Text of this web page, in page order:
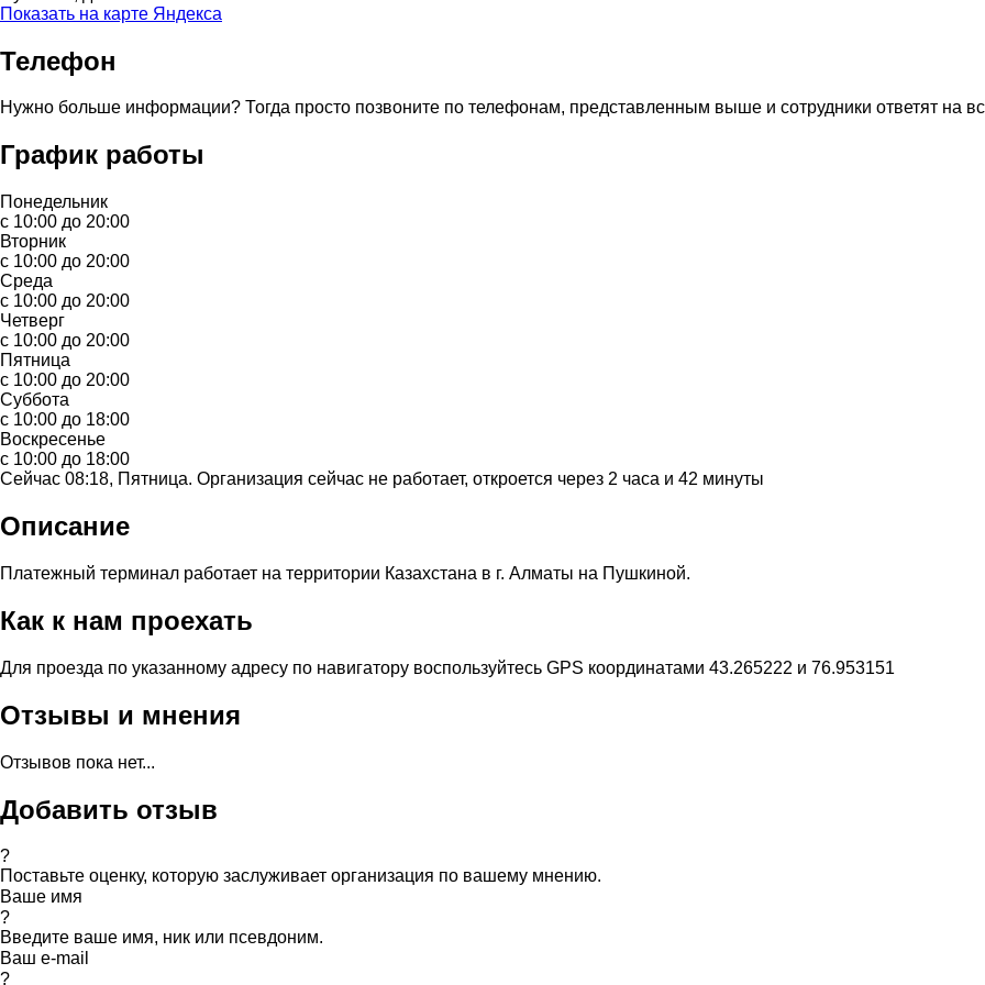
Показать на карте Яндекса
Телефон
Нужно больше информации? Тогда просто позвоните по телефонам, представленным выше и сотрудники ответят на
График работы
Понедельник
с 10:00 до 20:00
Вторник
с 10:00 до 20:00
Среда
с 10:00 до 20:00
Четверг
с 10:00 до 20:00
Пятница
с 10:00 до 20:00
Суббота
с 10:00 до 18:00
Воскресенье
с 10:00 до 18:00
Сейчас 08:18, Пятница. Организация сейчас не работает, откроется через 2 часа и 42 минуты
Описание
Платежный терминал работает на территории Казахстана в г. Алматы на Пушкиной.
Как к нам проехать
Для проезда по указанному адресу по навигатору воспользуйтесь GPS координатами 43.265222 и 76.953151
Отзывы и мнения
Отзывов пока нет...
Добавить отзыв
?
Поставьте оценку, которую заслуживает организация по вашему мнению.
Ваше имя
?
Введите ваше имя, ник или псевдоним.
Ваш e-mail
?